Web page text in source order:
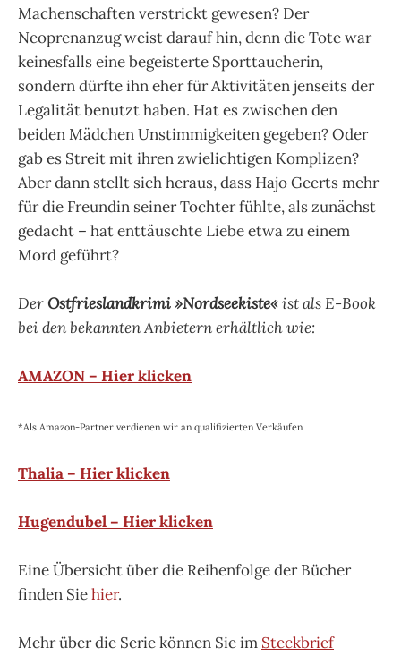
Machenschaften verstrickt gewesen? Der
Neoprenanzug weist darauf hin, denn die Tote war
keinesfalls eine begeisterte Sporttaucherin,
sondern dürfte ihn eher für Aktivitäten jenseits der
Legalität benutzt haben. Hat es zwischen den
beiden Mädchen Unstimmigkeiten gegeben? Oder
gab es Streit mit ihren zwielichtigen Komplizen?
Aber dann stellt sich heraus, dass Hajo Geerts mehr
für die Freundin seiner Tochter fühlte, als zunächst
gedacht – hat enttäuschte Liebe etwa zu einem
Mord geführt?
DerOstfrieslandkrimi »Nordseekiste«ist als E-Book
bei den bekannten Anbietern erhältlich wie:
AMAZON – Hier klicken
*Als Amazon-Partner verdienen wir an qualifizierten Verkäufen
Thalia – Hier klicken
Hugendubel – Hier klicken
Eine Übersicht über die Reihenfolge der Bücher
finden Siehier.
Mehr über die Serie können Sie im Steckbrief